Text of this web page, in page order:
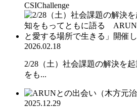
CSIChallenge
2026.02.18
2/28（土）社会課題の解決を
をも...
2025.12.29